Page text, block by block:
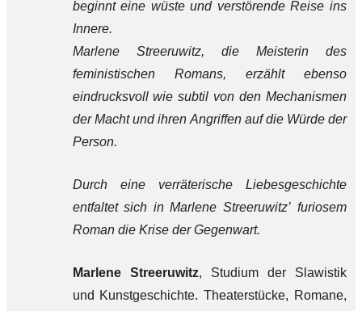
beginnt eine wüste und verstörende Reise ins
Innere.
Marlene Streeruwitz, die Meisterin des
feministischen Romans, erzählt ebenso
eindrucksvoll wie subtil von den Mechanismen
der Macht und ihren Angriffen auf die Würde der
Person.
Durch eine verräterische Liebesgeschichte
entfaltet sich in Marlene Streeruwitz’ furiosem
Roman die Krise der Gegenwart.
Marlene Streeruwitz, Studium der Slawistik
und Kunstgeschichte. Theaterstücke, Romane,